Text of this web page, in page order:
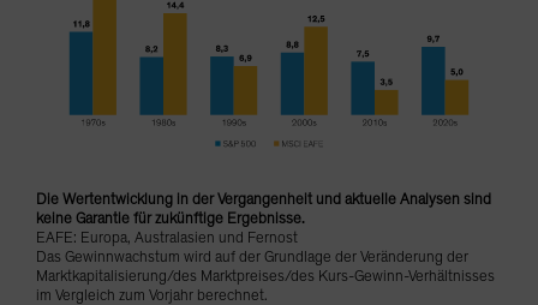
Die Wertentwicklung in der Vergangenheit und aktuelle Analysen sind
keine Garantie für zukünftige Ergebnisse.
EAFE: Europa, Australasien und Fernost
Das Gewinnwachstum wird auf der Grundlage der Veränderung der
Marktkapitalisierung/des Marktpreises/des Kurs-Gewinn-Verhältnisses
im Vergleich zum Vorjahr berechnet.